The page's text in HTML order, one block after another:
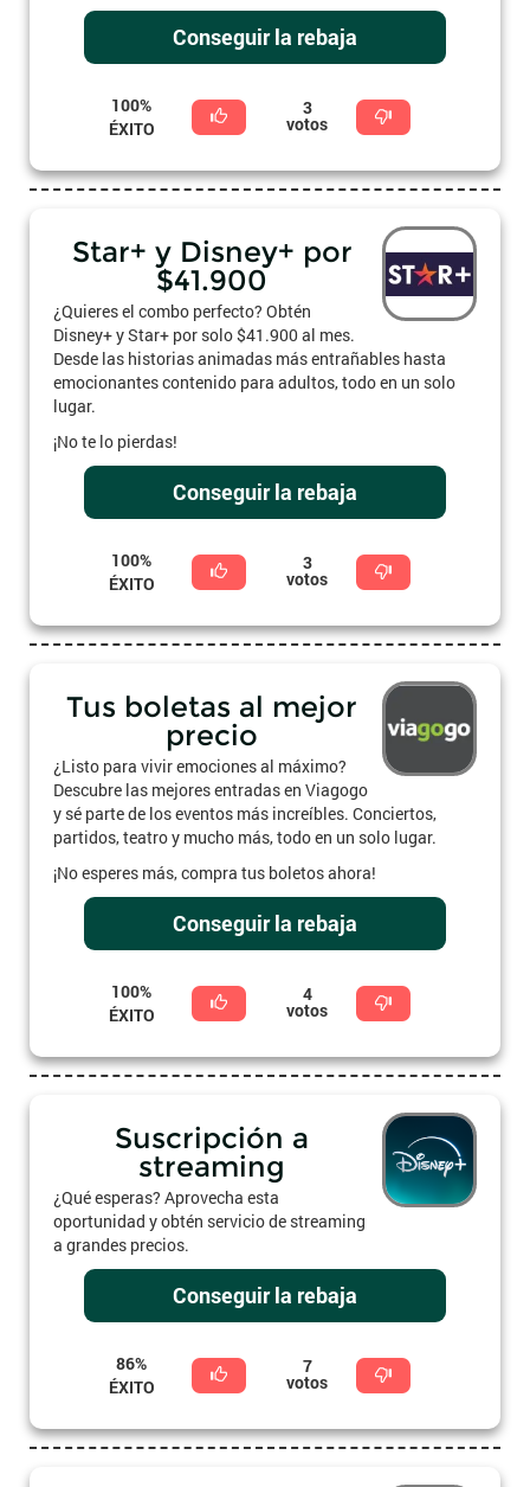
Conseguir la rebaja
100%
ÉXITO
3
votos
Star+ y Disney+ por
$41.900
¿Quieres el combo perfecto? Obtén
Disney+ y Star+ por solo $41.900 al mes.
Desde las historias animadas más entrañables hasta
emocionantes contenido para adultos, todo en un solo
lugar.
¡No te lo pierdas!
Conseguir la rebaja
100%
ÉXITO
3
votos
Tus boletas al mejor
precio
¿Listo para vivir emociones al máximo?
Descubre las mejores entradas en Viagogo
y sé parte de los eventos más increíbles. Conciertos,
partidos, teatro y mucho más, todo en un solo lugar.
¡No esperes más, compra tus boletos ahora!
Conseguir la rebaja
100%
ÉXITO
4
votos
Suscripción a
streaming
¿Qué esperas? Aprovecha esta
oportunidad y obtén servicio de streaming
a grandes precios.
Conseguir la rebaja
86%
ÉXITO
7
votos